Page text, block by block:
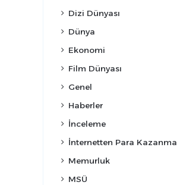
Dizi Dünyası
Dünya
Ekonomi
Film Dünyası
Genel
Haberler
İnceleme
İnternetten Para Kazanma
Memurluk
MSÜ